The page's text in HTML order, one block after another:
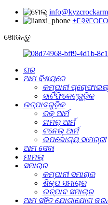
ଖୋଜନ୍ତୁ
ଘର
ଆମ ବିଷୟରେ
କମ୍ପାନୀ ପ୍ରୋଫାଇଲ୍
ସାର୍ଟିଫିକେଟ୍‌ଗୁଡ଼ିକ
ଉତ୍ପାଦଗୁଡ଼ିକ
ରକ୍ ଆର୍ମ
ହାମର୍ ଆର୍ମ
ଟନେଲ୍‌ ଆର୍ମ
ଉପଭୋଗ୍ୟ ସାମଗ୍ରୀ
ଆମ ସେବା
ମାମଲା
ସମାଚାର
କମ୍ପାନୀ ସମାଚାର
ଶିଳ୍ପ ସମାଚାର
ଉତ୍ପାଦ ସମାଚାର
ଆମ ସହିତ ଯୋଗାଯୋଗ